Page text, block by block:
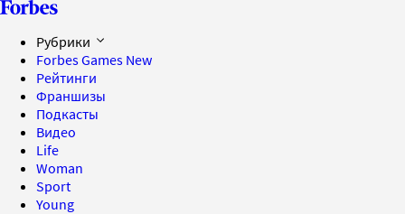
Рубрики
Forbes Games New
Рейтинги
Франшизы
Подкасты
Видео
Life
Woman
Sport
Young